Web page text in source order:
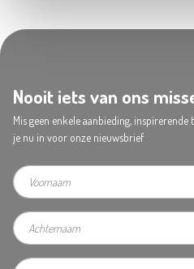
Nooit iets van ons
Mis geen enkele aanbieding,
je nu in voor onze nieuwsbrief